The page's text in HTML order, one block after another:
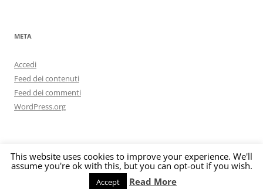
META
Accedi
Feed dei contenuti
Feed dei commenti
WordPress.org
Proudly powered by WordPress
This website uses cookies to improve your experience. We'll
assume you're ok with this, but you can opt-out if you wish.
Accept Read More